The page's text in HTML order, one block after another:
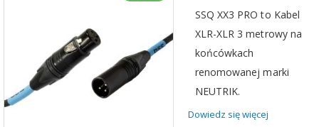
SSQ XX3 PRO to Kabel
XLR-XLR 3 metrowy na
końcówkach
renomowanej marki
NEUTRIK.
Dowiedz się więcej